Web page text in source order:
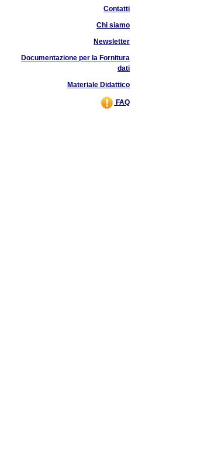
Contatti
Chi siamo
Newsletter
Documentazione per la Fornitura
dati
Materiale Didattico
FAQ